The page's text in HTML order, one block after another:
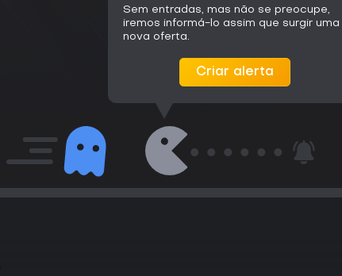
Sem entradas, mas não se preocupe,
iremos informá-lo assim que surgir uma
nova oferta.
Criar alerta